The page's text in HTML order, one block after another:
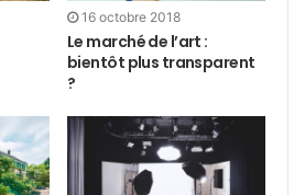
16 octobre 2018
Le marché de l’art :
bientôt plus transparent
?